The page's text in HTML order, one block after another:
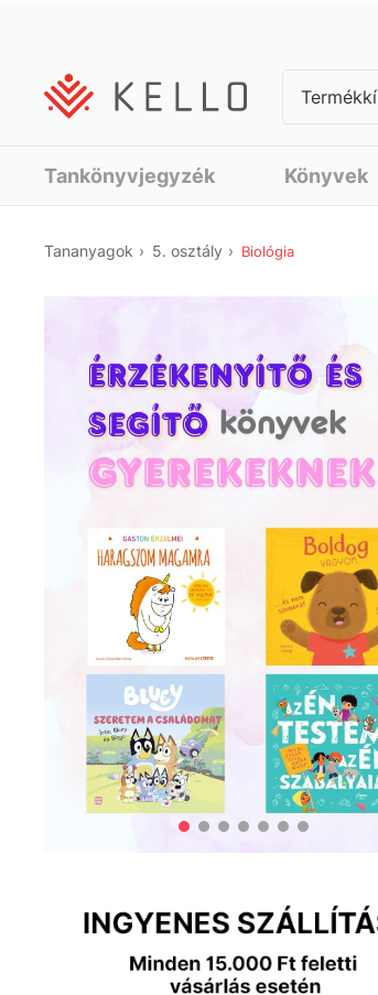
Tankönyvjegyzék Könyvek
Tananyagok 5. osztály Biológia